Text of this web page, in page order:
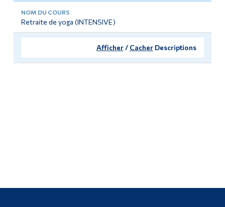
Retraite de yoga (INTENSIVE)
Afficher/ CacherDescriptions